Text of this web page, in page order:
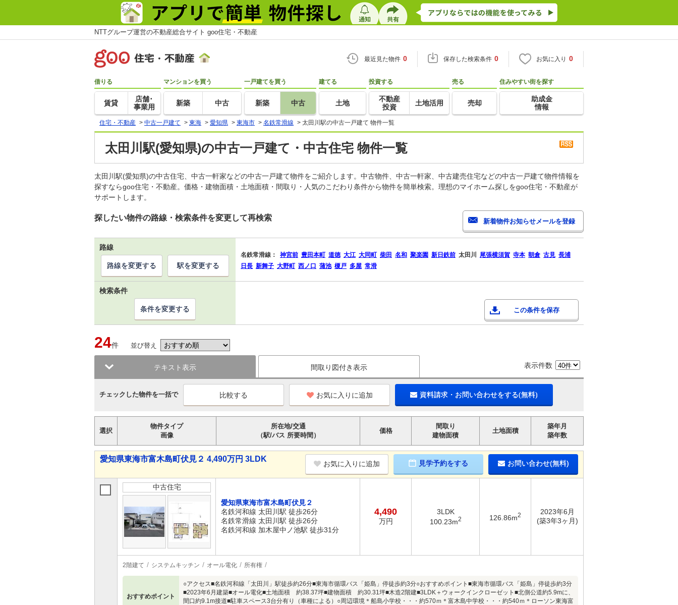
NTTグループ運営の不動産総合サイト goo住宅・不動産
最近見た物件 0 保存した検索条件 0 お気に入り 0
借りる
賃貸
店舗･
事業用
マンションを買う
新築 中古
一戸建てを買う
新築 中古
建てる
土地
投資する
不動産
投資
土地活用
売る
売却
住みやすい街を探す
助成金
情報
住宅・不動産 > 中古一戸建て > 東海 > 愛知県 > 東海市 > 名鉄常滑線 > 太田川駅の中古一戸建て 物件一覧
太田川駅(愛知県)の中古一戸建て・中古住宅 物件一覧
太田川駅(愛知県)の中古住宅、中古一軒家などの中古一戸建て物件をご紹介します。中古物件、中古一軒家、中古建売住宅などの中古一戸建て物件情報を
探すならgoo住宅・不動産。価格・建物面積・土地面積・間取り・人気のこだわり条件から物件を簡単検索。理想のマイホーム探しをgoo住宅・不動産が
サポートします。
探したい物件の路線・検索条件を変更して再検索
路線
名鉄常滑線： 神宮前 豊田本町 道徳 大江 大同町 柴田 名和 聚楽園 新日鉄前 太田川 尾張横須賀 寺本 朝倉 古見 長浦
日長 新舞子 大野町 西ノ口 蒲池 榎戸 多屋 常滑
路線を変更する 駅を変更する
検索条件
この条件を保存
条件を変更する
24件 並び替え
テキスト表示 間取り図付き表示 表示件数
チェックした物件を一括で お気に入りに追加 資料請求・お問い合わせをする(無料)
選択
物件タイプ
画像
所在地/交通
（駅/バス 所要時間）
価格
間取り
建物面積
土地面積
築年月
築年数
愛知県東海市富木島町伏見２ 4,490万円 3LDK
お気に入りに追加 見学予約をする お問い合わせ(無料)
中古住宅
愛知県東海市富木島町伏見２
名鉄河和線 太田川駅 徒歩26分
名鉄常滑線 太田川駅 徒歩26分
名鉄河和線 加木屋中ノ池駅 徒歩31分
4,490
万円
3LDK
100.23m2 126.86m2
2023年6月
(築3年3ヶ月)
2階建て システムキッチン オール電化 所有権
おすすめポイント
○アクセス■名鉄河和線「太田川」駅徒歩約26分■東海市循環バス「姫島」停徒歩約3分○おすすめポイント■東海市循環バス「姫島」停徒歩約3分
■2023年6月建築■オール電化■土地面積 約38.37坪■建物面積 約30.31坪■木造2階建■3LDK＋ウォークインクローゼット■北側公道約5.9mに、
間口約9.1m接道■駐車スペース3台分有り（車種による）○周辺環境＊船島小学校・・・約570ｍ＊富木島中学校・・・約540ｍ＊ローソン東海富